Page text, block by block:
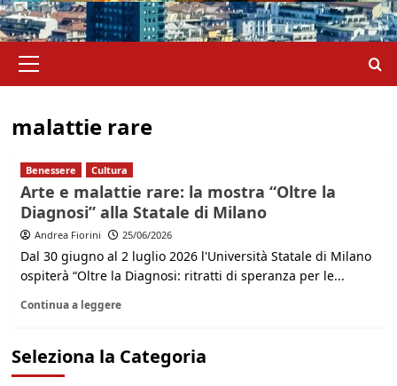
principale
malattie rare
Benessere Cultura
Arte e malattie rare: la mostra “Oltre la
Diagnosi” alla Statale di Milano
Andrea Fiorini 25/06/2026
Dal 30 giugno al 2 luglio 2026 l'Università Statale di Milano
ospiterà “Oltre la Diagnosi: ritratti di speranza per le...
Continua a leggere
Seleziona la Categoria